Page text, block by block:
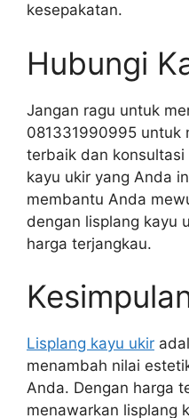
kesepakatan.
Hubungi
Jangan ragu untuk
081331990995 untuk
terbaik dan
kayu ukir yang Anda
membantu Anda
dengan lisplang kayu
harga terjangkau.
Lisplang kayu ukir
menambah nilai
Anda. Dengan harga
menawarkan lisplang